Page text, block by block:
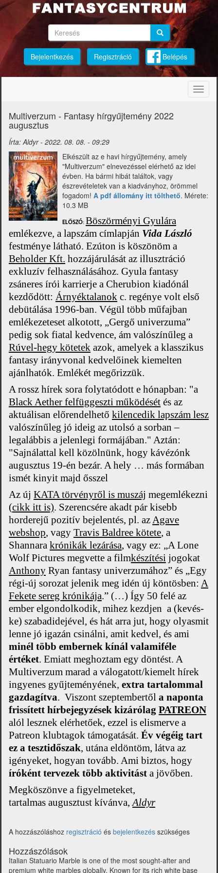
Ugrás
tartalomra
Keresés Keresés
Bejelentkezés Regisztráció Belépés
Multiverzum - Fantasy hírgyűjtemény 2022
augusztus
Írta:Aldyr- 2022. 08. 08. - 09:29
Elkészült az e havi hírgyűjtemény, amely
"Multiverzum" elnevezéssel elérhető az idei
évben. Ha bármi hibát találtok, vagy
észrevételetek van a kiadványhoz, örömmel
fogadom! A pdf állomány itt tölthető. Mérete:
10.3 MB
ELŐSZÓ: Böszörményi Gyulára
emlékezve, a lapszám címlapján Vida László
festménye látható. Ezúton is köszönöm a
Beholder Kft. hozzájárulását az illusztráció
exkluzív felhasználásához. Gyula fantasy
zsáneres írói karrierje a Cherubion kiadónál
kezdődött: Árnyéktalanok c. regénye volt első
debütálása 1996-ban. Végül több műfajban
emlékezeteset alkotott, „Gergő univerzuma”
pedig sok fiatal kedvence, ám valószínűleg a
Rúvel-hegy kötetek azok, amelyek a klasszikus
fantasy irányvonal kedvelőinek kiemelten
ajánlhatók. Emlékét megőrizzük.
A rossz hírek sora folytatódott e hónapban: "a
Black Aether felfüggeszti működését és az
aktuálisan előrendelhető kilencedik lapszám lesz
valószínűleg jó ideig az utolsó a sorban –
legalábbis a jelenlegi formájában." Aztán:
"Sajnálattal kell közölnünk, hogy kávézónk
augusztus 19-én bezár. A hely … más formában
ismét kinyit majd ősszel
Az új KATA törvényről is muszáj megemlékezni
(cikk itt is). Szerencsére akadt pár kisebb
horderejű pozitív bejelentés, pl. azAgave
webshop, vagy Travis Baldree kötete, a
Shannara krónikák lezárása, vagy ez: „A Lone
Wolf Pictures megvette a filmkészítési jogokat
Anthony Ryan fantasy univerzumához” és „Egy
régi-új sorozat jelenik meg idén új köntösben: A
Fekete sereg krónikája.” (…) Így 50 felé az
ember elgondolkodik, mihez kezdjen a (kevés-
ke) szabadidejével, és hát arra jut, hogy olyasmit
lenne jó igazán csinálni, amit kedvel, és ami
minél több embernek kínál valamiféle
értéket. Emiatt meghoztam egy döntést. A
Multiverzum marad a válogatott/kiemelt hírek
ingyenes gyűjteményének, extra tartalommal
gazdagítva. Viszont szeptembertől a naponta
frissített hírbejegyzések kizárólag PATREON
alól lesznek elérhetőek, ezzel is elismerve a
Patreon klubtagok támogatását. Év végéig tart
ez a tesztidőszak, utána eldöntöm, látva az
igényeket, hogyan tovább. Ami biztos, hogy
íróként tervezek több aktivitást a jövőben.
Megköszönve a figyelmeteket,
tartalmas augusztust kívánva,Aldyr
A hozzászóláshoz regisztráció és bejelentkezés szükséges
Hozzászólások
Italian Statuario Marble is one of the most sought-after and
premium white marbles globally. Known for its rich white base